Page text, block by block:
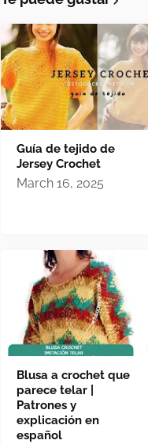
Guía de tejido de
Jersey Crochet
March 16, 2025
Blusa a crochet que
parece telar |
Patrones y
explicación en
español